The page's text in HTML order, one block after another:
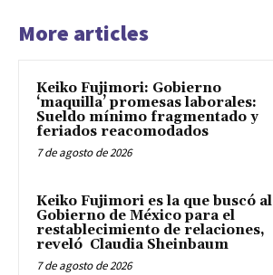
More articles
Keiko Fujimori: Gobierno
‘maquilla’ promesas laborales:
Sueldo mínimo fragmentado y
feriados reacomodados
7 de agosto de 2026
Keiko Fujimori es la que buscó al
Gobierno de México para el
restablecimiento de relaciones,
reveló Claudia Sheinbaum
7 de agosto de 2026